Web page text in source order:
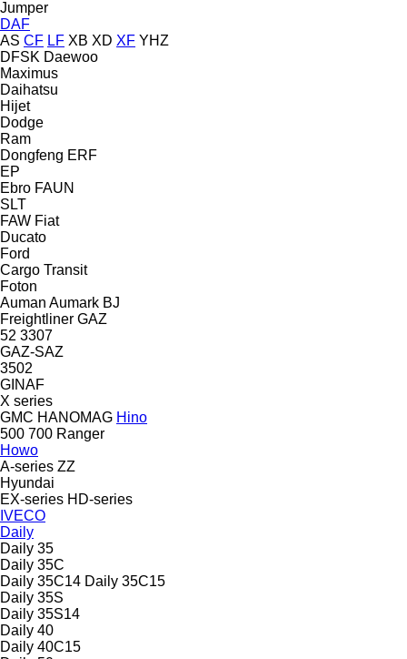
Jumper
DAF
AS CF LF XB XD XF YHZ
DFSK Daewoo
Maximus
Daihatsu
Hijet
Dodge
Ram
Dongfeng ERF
EP
Ebro FAUN
SLT
FAW Fiat
Ducato
Ford
Cargo Transit
Foton
Auman Aumark BJ
Freightliner GAZ
52 3307
GAZ-SAZ
3502
GINAF
X series
GMC HANOMAG Hino
500 700 Ranger
Howo
A-series ZZ
Hyundai
EX-series HD-series
IVECO
Daily
Daily 35
Daily 35C
Daily 35C14 Daily 35C15
Daily 35S
Daily 35S14
Daily 40
Daily 40C15